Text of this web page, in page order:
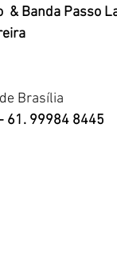
& Banda Passo
Brasília
- 61. 99984 8445